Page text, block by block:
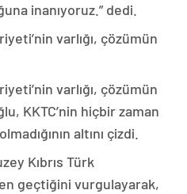
inanıyoruz.” dedi.
varlığı, çözümün
varlığı, çözümün
KKTC’nin hiçbir zaman
altını çizdi.
Kıbrıs Türk
geçtiğini vurgulayarak,